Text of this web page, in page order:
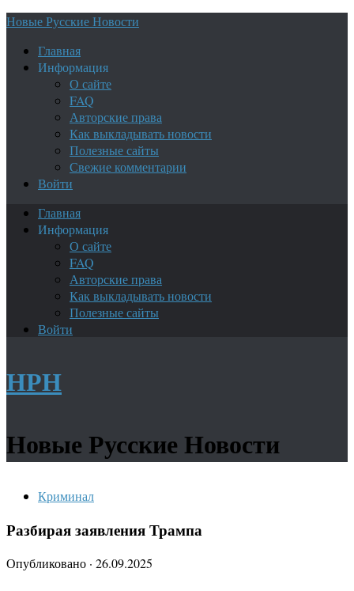
Новые Русские Новости
Главная
Информация
О сайте
FAQ
Авторские права
Как выкладывать новости
Полезные сайты
Свежие комментарии
Войти
Главная
Информация
О сайте
FAQ
Авторские права
Как выкладывать новости
Полезные сайты
Войти
НРН
Новые Русские Новости
Криминал
Разбирая заявления Трампа
Опубликовано · 26.09.2025